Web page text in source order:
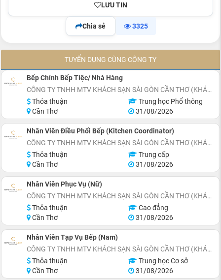
LƯU TIN
Chia sẻ 3325
TUYỂN DỤNG CÙNG CÔNG TY
Bếp Chính Bếp Tiệc/ Nhà Hàng
CÔNG TY TNHH MTV KHÁCH SẠN SÀI GÒN CẦN THƠ (KHÁCH SẠN CHARMANT SUITES)
Thỏa thuận
Trung học Phổ thông
Cần Thơ
31/08/2026
Nhân Viên Điều Phối Bếp (Kitchen Coordinator)
CÔNG TY TNHH MTV KHÁCH SẠN SÀI GÒN CẦN THƠ (KHÁCH SẠN CHARMANT SUITES)
Thỏa thuận
Trung cấp
Cần Thơ
31/08/2026
Nhân Viên Phục Vụ (Nữ)
CÔNG TY TNHH MTV KHÁCH SẠN SÀI GÒN CẦN THƠ (KHÁCH SẠN CHARMANT SUITES)
Thỏa thuận
Cao đẳng
Cần Thơ
31/08/2026
Nhân Viên Tạp Vụ Bếp (Nam)
CÔNG TY TNHH MTV KHÁCH SẠN SÀI GÒN CẦN THƠ (KHÁCH SẠN CHARMANT SUITES)
Thỏa thuận
Trung học Cơ sở
Cần Thơ
31/08/2026